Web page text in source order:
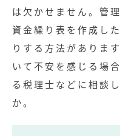
は欠かせません。管
資金繰り表を作成し
りする方法がありま
いて不安を感じる場
る税理士などに相談
か。